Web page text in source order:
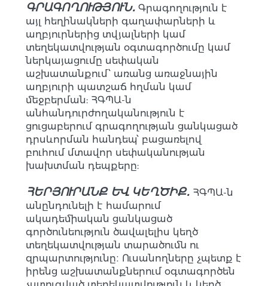
ԳՐԱԳՈՂՈՒԹՅՈՒՆ․Գրագողություն է
այլ հեղինակների գաղափարների և
աղբյուրներից տվյալների կամ
տեղեկատվության օգտագործումը կամ
ներկայացումը սեփական
աշխատանքում՝ առանց առաջնային
աղբյուրի պատշաճ հղման կամ
մեջբերման: ՀԳՊԱ-ն
անհանդուրժողականություն է
ցուցաբերում գրագողության ցանկացած
դրսևորման հանդեպ՝ բացառելով
բուհում մտավոր սեփականության
խախտման դեպքերը:
ՀԵՐՅՈՒՐԱՆՔ ԵՎ ԿԵՂԾԻՔ․ՀԳՊԱ-ն
անընդունելի է համարում
ակադեմիական ցանկացած
գործունեություն ծավալելիս կեղծ
տեղեկատվության տարածումն ու
զրպարտությունը։ Ուսանողները չպետք է
իրենց աշխատանքներում օգտագործեն